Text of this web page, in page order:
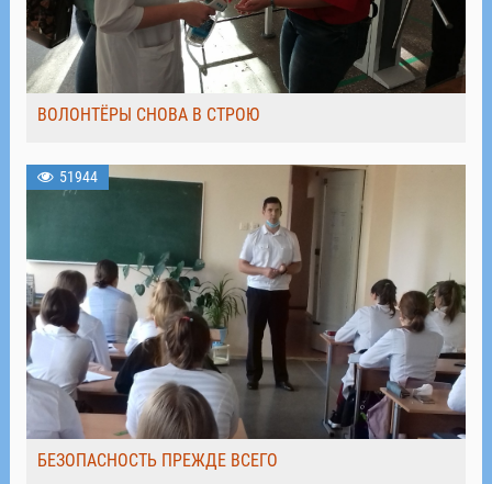
ВОЛОНТЁРЫ СНОВА В СТРОЮ
51944
БЕЗОПАСНОСТЬ ПРЕЖДЕ ВСЕГО